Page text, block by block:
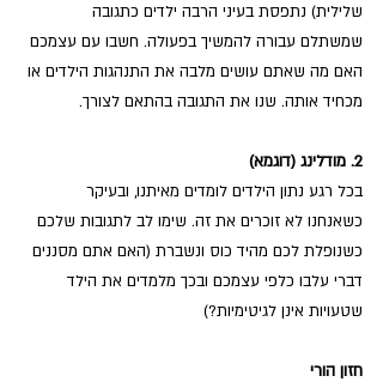
שלילית) נתפסת בעיני הרבה ילדים כתגובה
שמשתלם עבורה להמשיך בפעולה. חשבו עם עצמכם
האם מה שאתם עושים מלבה את התנהגות הילדים או
מכחיד אותה. שנו את התגובה בהתאם לצורך.
2. מודלינג (דוגמא)
בכל רגע נתון הילדים לומדים מאיתנו, ובעיקר
כשאנחנו לא זוכרים את זה. שימו לב לתגובות שלכם
כשנופלת לכם מהיד כוס ונשברת (האם אתם מסננים
דברי עלבו כלפי עצמכם ובכך מלמדים את הילד
שטעויות אינן לגיטימיות?)
חזון הורי